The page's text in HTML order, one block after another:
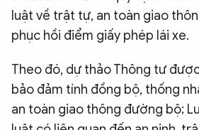
VĂN HÓA - THỂ THAO
BẠN ĐỌC & CAND
luật về trật tự, an toàn giao
phục hồi điểm giấy phép lái xe.
Theo đó, dự thảo Thông tư
bảo đảm tính đồng bộ, thống
an toàn giao thông đường bộ;